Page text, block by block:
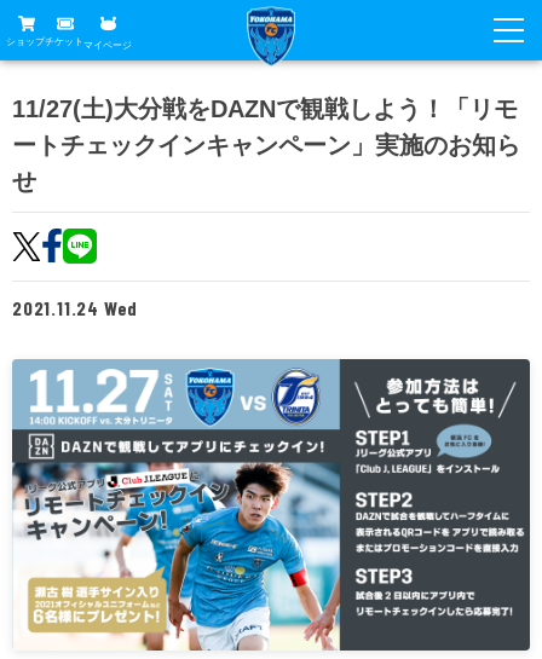
ショップチケット マイページ
グッズ
ホームタウン
トップチーム
試合
アカデミー
試合
試合日程
順位表
チケット
チケットガイド
席種・価格表
チケット購入方法
販売スケジュール
ニッパツシート
Buy Ticket Here
スケジュール
練習見学について
横浜FC観戦ガイド
試合会場アクセス
観戦ルール・マナー
クラブ概要
フリ丸のページ
ヒストリー
サステナビリティ
ホームタウン活動
ファン
横浜FC公式オンラインショップ
クラブメンバー
スタータークラブ
アカデミー
育成ビジョン
試合日程・結果
パートナー
パートナー一覧
11/27(土)大分戦をDAZNで観戦しよう！「リモ
ートチェックインキャンペーン」実施のお知ら
せ
2021.11.24 Wed